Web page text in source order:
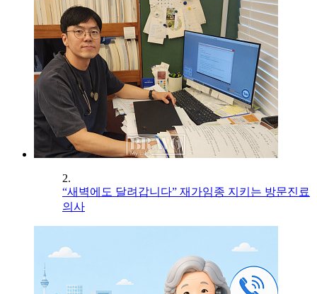
2.
“새벽에도 달려갑니다” 재가임종 지키는 방문진료
의사